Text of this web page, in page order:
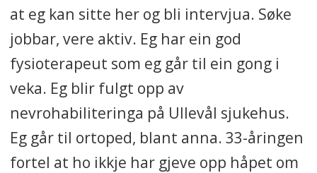
at eg kan sitte her og bli intervjua. Søke
jobbar, vere aktiv. Eg har ein god
fysioterapeut som eg går til ein gong i
veka. Eg blir fulgt opp av
nevrohabiliteringa på Ullevål sjukehus.
Eg går til ortoped, blant anna. 33-åringen
fortel at ho ikkje har gjeve opp håpet om